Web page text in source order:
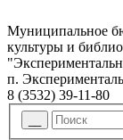
Муниципальное
культуры и
п.
8 (3532) 39-11-80